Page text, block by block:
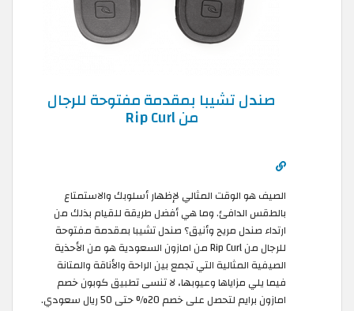
صندل تشيبا بمقدمة مفتوحة للرجال
من Rip Curl
الصيف هو الوقت المثالي لإظهار أسلوبك والاستمتاع
بالطقس الدافئ. وما هي أفضل طريقة للقيام بذلك من
ارتداء صندل مريح وأنيق؟ صندل تشيبا بمقدمة مفتوحة
للرجال من Rip Curl من امازون السعودية هو من الأحذية
الصيفية المثالية التي تجمع بين الراحة والأناقة والمتانة
فيما يلي مزاياها وعيوبها، لا تنسى تطبيق كوبون خصم
امازون برايم لتحصل على خصم 20% حتى 50 ريال سعودي.